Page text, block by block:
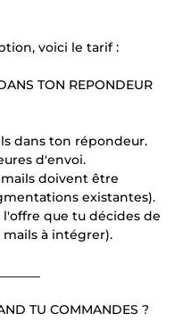
voici le tarif :
TON REPONDEUR
dans ton répondeur.
d'envoi.
doivent être
existantes).
l'offre que tu décides de
à intégrer).
TU COMMANDES ?